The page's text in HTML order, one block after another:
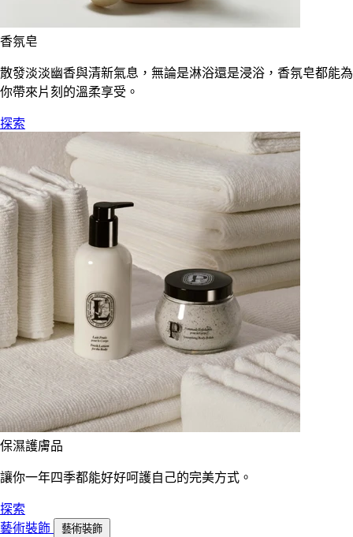
香氛皂
散發淡淡幽香與清新氣息，無論是淋浴還是浸浴，香氛皂都能為
你帶來片刻的溫柔享受。
探索
保濕護膚品
讓你一年四季都能好好呵護自己的完美方式。
探索
藝術裝飾
藝術裝飾